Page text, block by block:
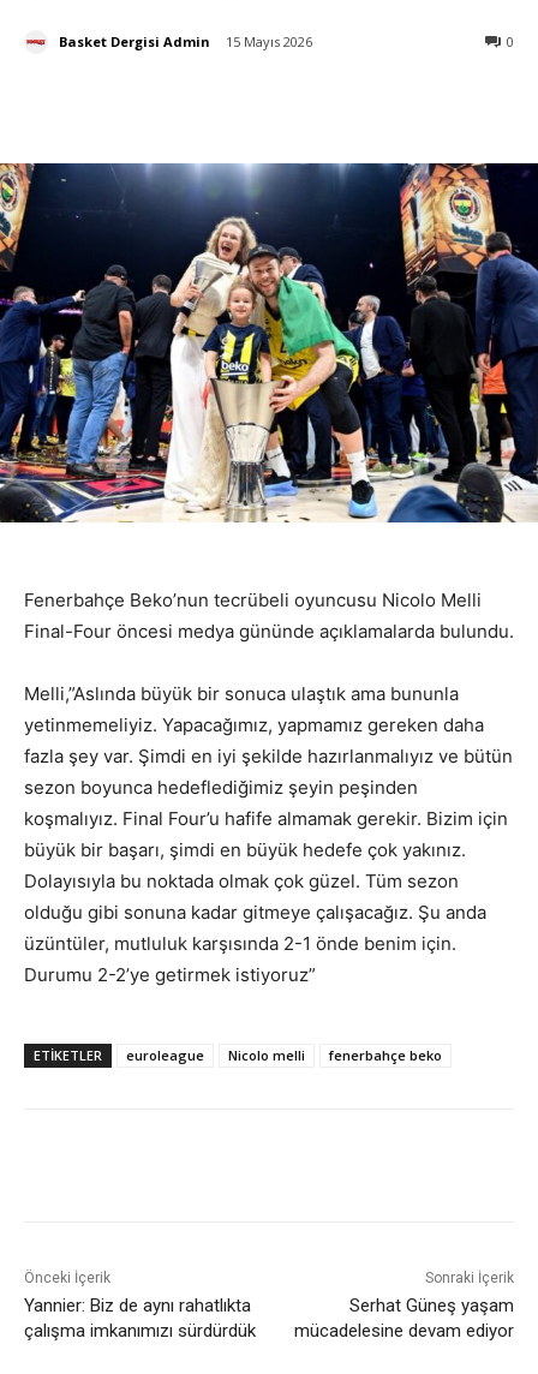
Basket Dergisi Admin 15 Mayıs 2026 0
Fenerbahçe Beko’nun tecrübeli oyuncusu Nicolo Melli
Final-Four öncesi medya gününde açıklamalarda bulundu.
Melli,”Aslında büyük bir sonuca ulaştık ama bununla
yetinmemeliyiz. Yapacağımız, yapmamız gereken daha
fazla şey var. Şimdi en iyi şekilde hazırlanmalıyız ve bütün
sezon boyunca hedeflediğimiz şeyin peşinden
koşmalıyız. Final Four’u hafife almamak gerekir. Bizim için
büyük bir başarı, şimdi en büyük hedefe çok yakınız.
Dolayısıyla bu noktada olmak çok güzel. Tüm sezon
olduğu gibi sonuna kadar gitmeye çalışacağız. Şu anda
üzüntüler, mutluluk karşısında 2-1 önde benim için.
Durumu 2-2’ye getirmek istiyoruz”
ETIKETLER euroleague Nicolo melli fenerbahçe beko
Önceki İçerik
Yannier: Biz de aynı rahatlıkta
çalışma imkanımızı sürdürdük
Sonraki İçerik
Serhat Güneş yaşam
mücadelesine devam ediyor